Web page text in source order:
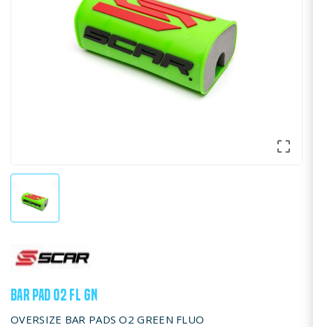

BAR PAD O2 FL GN
OVERSIZE BAR PADS O2 GREEN FLUO